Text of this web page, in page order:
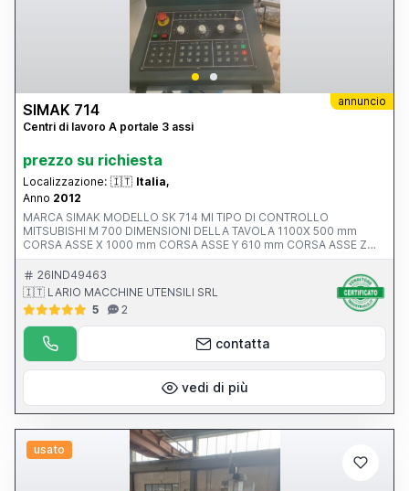
annuncio
SIMAK 714
Centri di lavoro A portale 3 assi
prezzo su richiesta
Localizzazione: 🇮🇹 Italia,
Anno 2012
MARCA SIMAK MODELLO SK 714 MI TIPO DI CONTROLLO
MITSUBISHI M 700 DIMENSIONI DELLA TAVOLA 1100X 500 mm
CORSA ASSE X 1000 mm CORSA ASSE Y 610 mm CORSA ASSE Z
550 mm AVANZAMENTO RAPIDO ASSI X-Y-Z ATTACCO MANDRINO
POTENZA MOTORE MANDRINO 10.0000 rpm ANNO V MACCHINA
CE 2012 INGOMBRI 2100x2400x2500 mm PESO 5500 kg
ACCESSORI NOTE ALTA PRESSIONE 20 BAR
26IND49463
🇮🇹 LARIO MACCHINE UTENSILI SRL
5
2
contatta
vedi di più
usato